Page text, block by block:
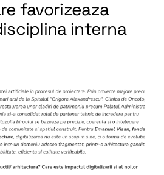
favorizeaza
interna